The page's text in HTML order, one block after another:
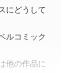
にどうして
ルコミック
他の作品に